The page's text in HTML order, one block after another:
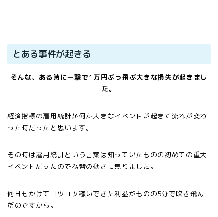
とある事件が起きる
そんな、ある時に一撃で1万円ぶっ飛ぶ大きな損失が起きまし
た。
経済指標の雇用統計か何か大きなイベントが起きて流れが変わ
った時だったと思います。
その時は雇用統計という言葉は知っていたものの初めての重大
イベントだったので為替の動きに焦りました。
何日もかけてコツコツ稼いできた利益がものの5分で吹き飛ん
だのですから。